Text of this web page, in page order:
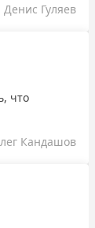
Денис Гуляев
что
Кандашов